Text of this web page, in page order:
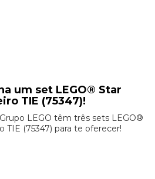
um set LEGO® Star
TIE (75347)!
LEGO têm três sets LEGO®
(75347) para te oferecer!